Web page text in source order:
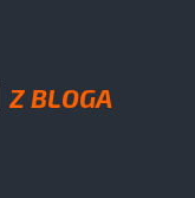
Z BLOGA